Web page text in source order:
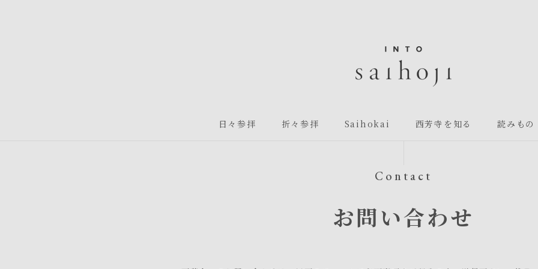
日々参拝 折々参拝 Saihokai 西芳寺を知る 読みもの
Contact
お問い合わせ